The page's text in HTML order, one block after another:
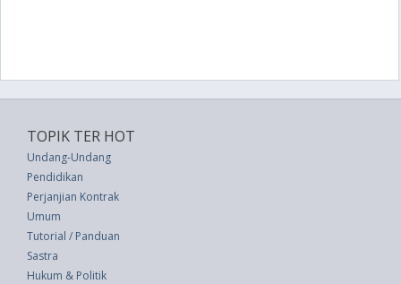
TOPIK TER HOT
Undang-Undang
Pendidikan
Perjanjian Kontrak
Umum
Tutorial / Panduan
Sastra
Hukum & Politik